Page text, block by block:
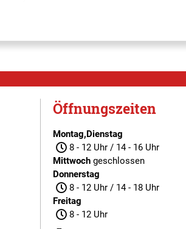
Öffnungszeiten
Montag,Dienstag
8 - 12 Uhr / 14 - 16 Uhr
Mittwoch geschlossen
Donnerstag
8 - 12 Uhr / 14 - 18 Uhr
Freitag
8 - 12 Uhr